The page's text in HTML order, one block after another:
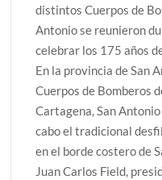
distintos Cuerpos de
Antonio se reunieron
celebrar los 175 años
En la provincia de San
Cuerpos de Bomberos
Cartagena, San
cabo el tradicional
en el borde costero de
Juan Carlos Field,